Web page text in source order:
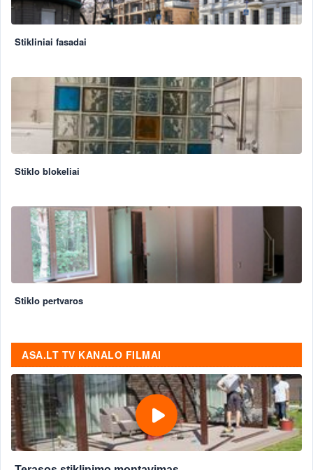
Stikliniai fasadai
Stiklo blokeliai
Stiklo pertvaros
ASA.LT TV KANALO FILMAI